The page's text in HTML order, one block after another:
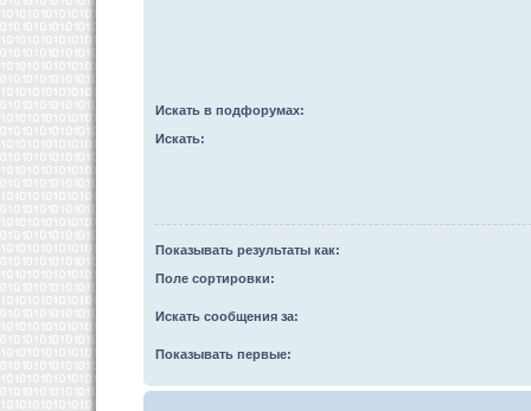
Искать в подфорумах:
Искать:
Показывать результаты как:
Поле сортировки:
Искать сообщения за:
Показывать первые: